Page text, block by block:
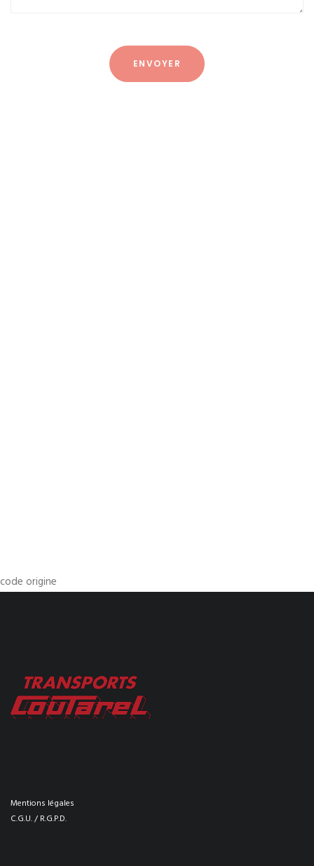
code origine
Mentions légales
C.G.U. / R.G.P.D.